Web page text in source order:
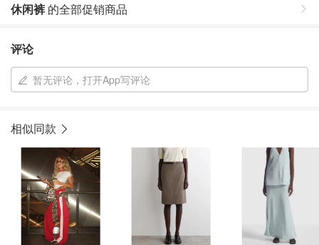
休闲裤 的全部促销商品
评论
暂无评论，打开App写评论
相似同款